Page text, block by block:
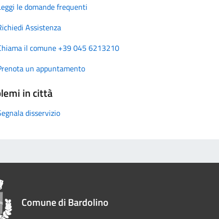
le domande frequenti
Assistenza
il comune +39 045 6213210
un appuntamento
in città
disservizio
Comune di Bardolino